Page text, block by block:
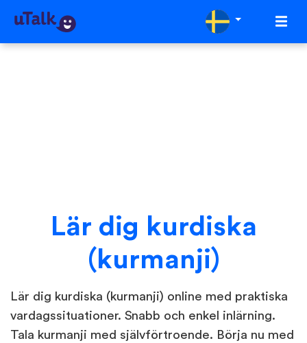
Lär dig kurdiska
(kurmanji)
Lär dig kurdiska (kurmanji) online med praktiska
vardagssituationer. Snabb och enkel inlärning.
Tala kurmanji med självförtroende. Börja nu med